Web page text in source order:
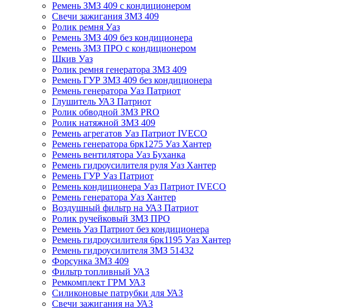
Ремень ЗМЗ 409 с кондиционером
Свечи зажигания ЗМЗ 409
Ролик ремня Уаз
Ремень ЗМЗ 409 без кондиционера
Ремень ЗМЗ ПРО с кондиционером
Шкив Уаз
Ролик ремня генератора ЗМЗ 409
Ремень ГУР ЗМЗ 409 без кондиционера
Ремень генератора Уаз Патриот
Глушитель УАЗ Патриот
Ролик обводной ЗМЗ PRO
Ролик натяжной ЗМЗ 409
Ремень агрегатов Уаз Патриот IVECO
Ремень генератора 6рк1275 Уаз Хантер
Ремень вентилятора Уаз Буханка
Ремень гидроусилителя руля Уаз Хантер
Ремень ГУР Уаз Патриот
Ремень кондиционера Уаз Патриот IVECO
Ремень генератора Уаз Хантер
Воздушный фильтр на УАЗ Патриот
Ролик ручейковый ЗМЗ ПРО
Ремень Уаз Патриот без кондиционера
Ремень гидроусилителя 6рк1195 Уаз Хантер
Ремень гидроусилителя ЗМЗ 51432
Форсунка ЗМЗ 409
Фильтр топливный УАЗ
Ремкомплект ГРМ УАЗ
Силиконовые патрубки для УАЗ
Свечи зажигания на УАЗ